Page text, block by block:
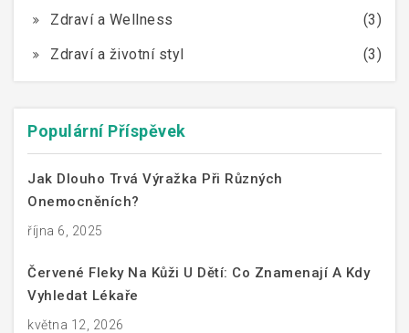
Zdraví a Wellness
(3)
Zdraví a životní styl
(3)
Populární Příspěvek
Jak Dlouho Trvá Výražka Při Různých
Onemocněních?
října 6, 2025
Červené Fleky Na Kůži U Dětí: Co Znamenají A Kdy
Vyhledat Lékaře
května 12, 2026